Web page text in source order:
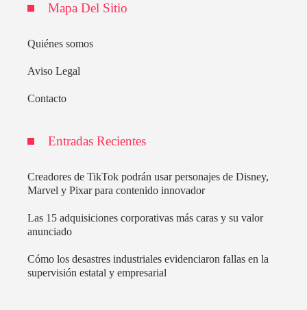
Mapa Del Sitio
Quiénes somos
Aviso Legal
Contacto
Entradas Recientes
Creadores de TikTok podrán usar personajes de Disney,
Marvel y Pixar para contenido innovador
Las 15 adquisiciones corporativas más caras y su valor
anunciado
Cómo los desastres industriales evidenciaron fallas en la
supervisión estatal y empresarial